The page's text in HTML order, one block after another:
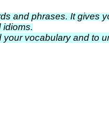
and phrases. It gives
idioms.
vocabulary and to